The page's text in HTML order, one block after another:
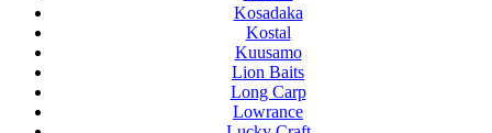
Kosadaka
Kostal
Kuusamo
Lion Baits
Long Carp
Lowrance